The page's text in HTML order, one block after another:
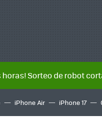
horas! Sorteo de robot
iPhone Air iPhone 17